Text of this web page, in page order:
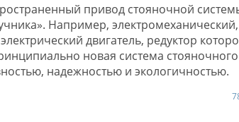
привод стояночной
Например, электромеханический,
двигатель, редуктор
новая система
надежностью и экологичностью.